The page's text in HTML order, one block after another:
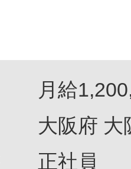
月給
大阪府 大
正社員